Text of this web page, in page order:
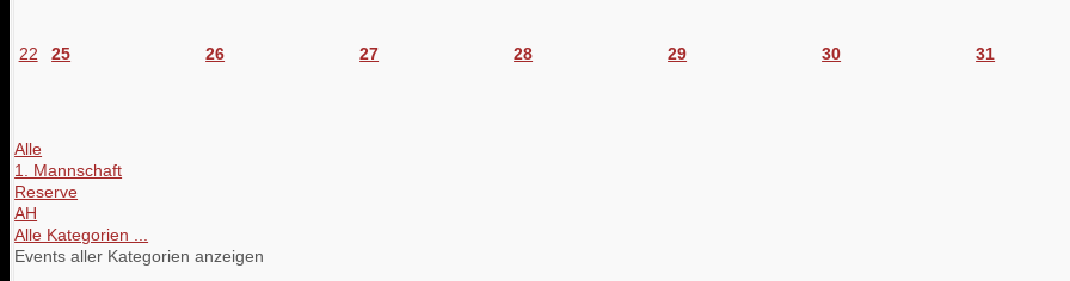
22 25 26 27 28 29 30 31
Alle
1. Mannschaft
Reserve
AH
Alle Kategorien ...
Events aller Kategorien anzeigen